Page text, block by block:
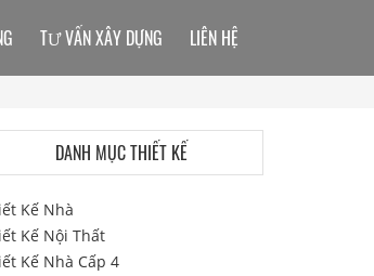
TƯ VẤN XÂY DỰNG LIÊN HỆ
DANH MỤC THIẾT KẾ
Kế Nhà
Kế Nội Thất
Kế Nhà Cấp 4